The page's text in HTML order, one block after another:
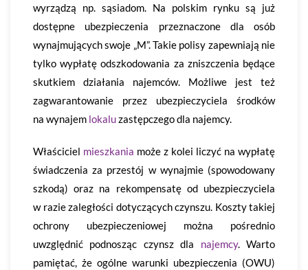
wyrządzą np. sąsiadom. Na polskim rynku są już
dostępne ubezpieczenia przeznaczone dla osób
wynajmujących swoje „M”. Takie polisy zapewniają nie
tylko wypłatę odszkodowania za zniszczenia będące
skutkiem działania najemców. Możliwe jest też
zagwarantowanie przez ubezpieczyciela środków
na wynajem lokaluzastępczego dla najemcy.
Właściciel mieszkania może z kolei liczyć na wypłatę
świadczenia za przestój w wynajmie (spowodowany
szkodą) oraz na rekompensatę od ubezpieczyciela
w razie zaległości dotyczących czynszu. Koszty takiej
ochrony ubezpieczeniowej można pośrednio
uwzględnić podnosząc czynsz dla najemcy. Warto
pamiętać, że ogólne warunki ubezpieczenia (OWU)